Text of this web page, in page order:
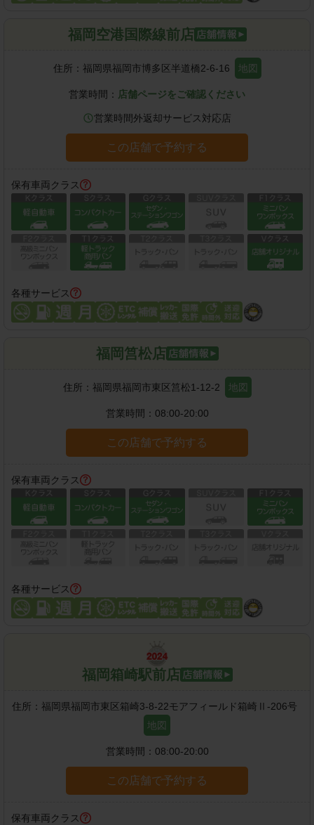
福岡空港国際線前店
住所： 福岡県福岡市博多区半道橋2-6-16 地図
営業時間： 店舗ページをご確認ください
営業時間外返却サービス対応店
この店舗で予約する
保有車両クラス
各種サービス
福岡筥松店
住所： 福岡県福岡市東区筥松1-12-2 地図
営業時間： 08:00-20:00
この店舗で予約する
保有車両クラス
各種サービス
福岡箱崎駅前店
住所： 福岡県福岡市東区箱崎3-8-22モアフィールド箱崎Ⅱ-206号
地図
営業時間： 08:00-20:00
この店舗で予約する
保有車両クラス